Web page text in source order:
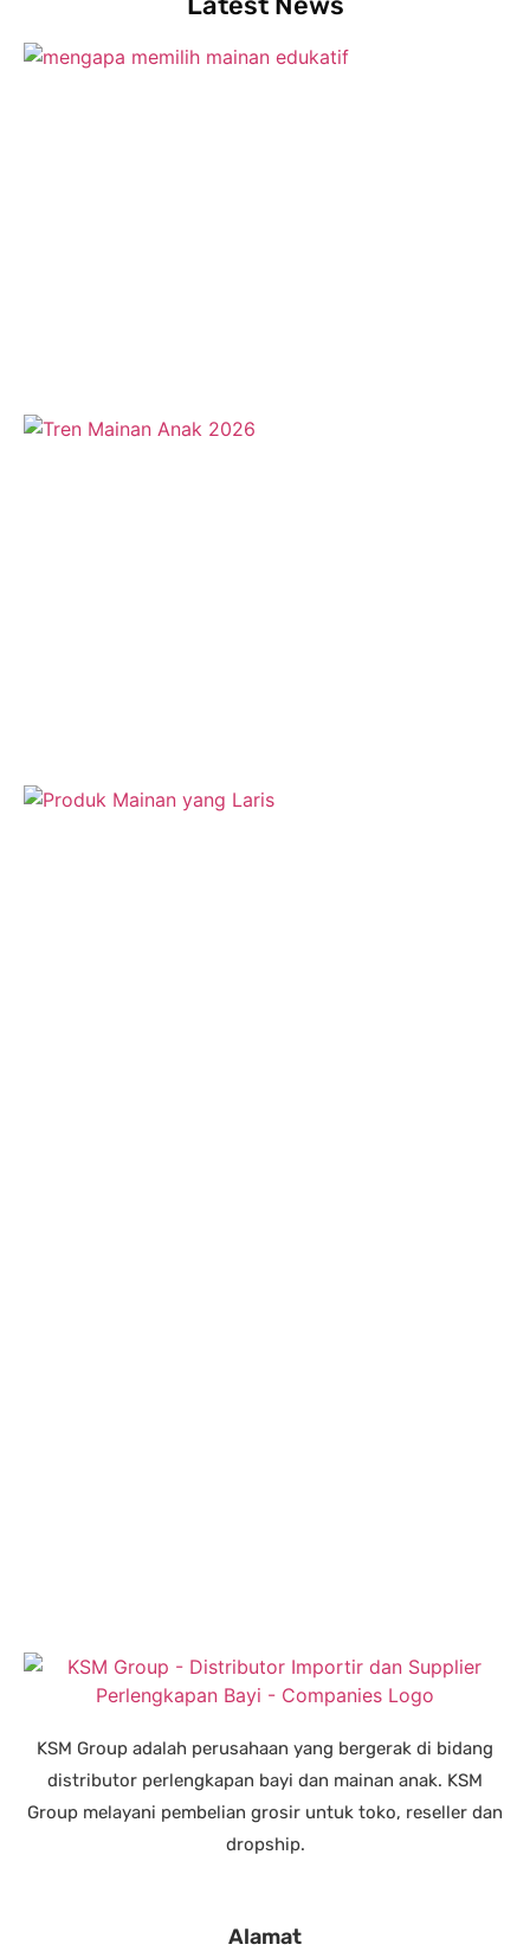
KSM Group adalah perusahaan yang bergerak di bidang
distributor perlengkapan bayi dan mainan anak. KSM
Group melayani pembelian grosir untuk toko, reseller dan
dropship.
Alamat